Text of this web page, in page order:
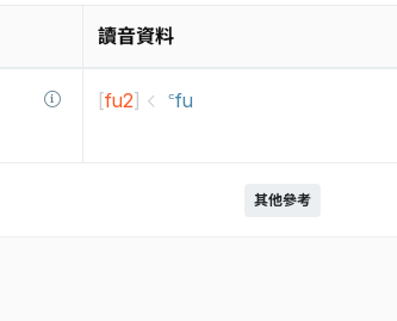
讀音資料
[fu2] ꜂fu
其他參考